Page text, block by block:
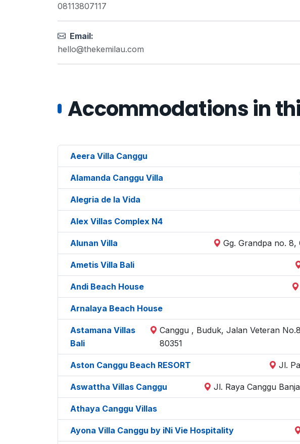
08113807117
Email:
hello@thekemilau.com
Accommodations in
Aeera Villa Canggu
Alamanda Canggu Villa
Alegria de la Vida
Alex Villas Complex N4
Alunan Villa Gg. Grandpa no. 8,
Ametis Villa Bali
Andi Beach House
Arnalaya Beach House
Astamana Villas
Bali
Canggu , Buduk, Jalan Veteran
80351
Aston Canggu Beach RESORT Jl.
Aswattha Villas Canggu Jl. Raya Canggu
Athaya Canggu Villas
Ayona Villa Canggu by iNi Vie Hospitality